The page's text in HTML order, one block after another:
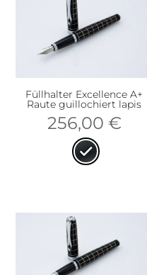
Füllhalter Excellence A+
Raute guillochiert lapis
256,00 €